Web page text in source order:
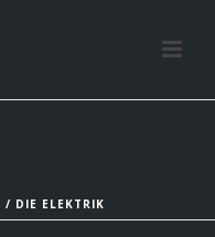
/ DIE ELEKTRIK